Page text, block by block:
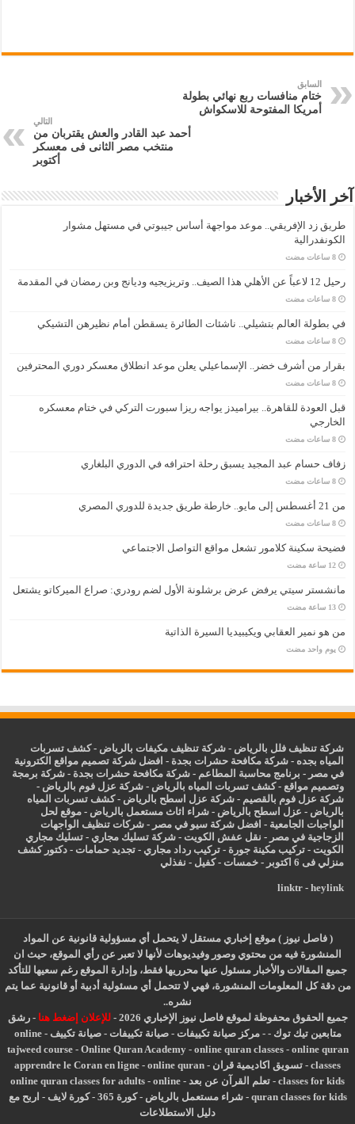
السابق
ختام منافسات ربع نهائي بطولة
أمريكا المفتوحة للاسكواش
التالي
أحمد عبد القادر والعش يقتربان من
منتخب مصر الثانى فى معسكر
أكتوبر
آخر الأخبار
طريق زد الإفريقي.. موعد مواجهة أساس جيبوتي في مستهل مشوار
الكونفدرالية
‏8 ساعات مضت
رحيل 12 لاعباً عن الأهلي هذا الصيف.. وتريزيجيه وديانج وبن رمضان في المقدمة
‏8 ساعات مضت
في بطولة العالم بتشيلي.. ناشئات الطائرة يسقطن أمام نظيرهن التشيكي
‏8 ساعات مضت
بقرار من أشرف خضر.. الإسماعيلي يعلن موعد انطلاق معسكر دوري المحترفين
‏8 ساعات مضت
قبل العودة للقاهرة.. بيراميدز يواجه ريزا سبورت التركي في ختام معسكره
الخارجي
‏8 ساعات مضت
زفاف حسام عبد المجيد يسبق رحلة احترافه في الدوري البلغاري
‏8 ساعات مضت
من 21 أغسطس إلى مايو.. خارطة طريق جديدة للدوري المصري
‏8 ساعات مضت
فضيحة سكينة كلامور تشعل مواقع التواصل الاجتماعي
‏12 ساعة مضت
مانشستر سيتي يرفض عرض برشلونة الأول لضم رودري: صراع الميركاتو يشتعل
‏13 ساعة مضت
من هو نمير العقابي ويكيبيديا السيرة الذاتية
‏يوم واحد مضت
شركة تنظيف فلل بالرياض -شركة تنظيف مكيفات بالرياض -كشف تسربات
المياه بجده -شركة مكافحة حشرات بجدة - افضل شركة تصميم مواقع الكترونية
في مصر - برنامج محاسبة المطاعم -شركة مكافحة حشرات بجدة -شركة برمجة
وتصميم مواقع -كشف تسربات المياه بالرياض -شركة عزل فوم بالرياض -
شركة عزل فوم بالقصيم -شركة عزل اسطح بالرياض -كشف تسربات المياه
بالرياض - عزل اسطح بالرياض -شراء اثاث مستعمل بالرياض - موقع لحل
الواجبات الجامعية - افضل شركة سيو في مصر -شركات تنظيف الواجهات
الزجاجية في مصر - نقل عفش الكويت -شركة تسليك مجاري -تسليك مجاري
الكويت -تركيب مكينة جورة -تركيب رداد مجاري -تجديد حمامات -دكتور كشف
منزلي فى 6 اكتوبر
-خمسات -كفيل - نفذلي
linktr- heylink
( فاصل نيوز ) موقع إخباري مستقل لا يتحمل أي مسؤولية قانونية عن المواد
المنشورة فيه من محتوي وصور وفيديوهات لأنها لا تعبر عن رأي الموقع، حيث ان
جميع المقالات والأخبار مسئول عنها محرريها فقط، وإدارة الموقع رغم سعيها للتأكد
من دقة كل المعلومات المنشورة، فهي لا تتحمل أي مسئولية أدبية أو قانونية عما يتم
نشره..
جميع الحقوق محفوظة لموقع فاصل نيوز الإخباري 2026 -
للإعلان إضغط هنا -رشق
متابعين تيك توك -
-مركز صيانة تكييفات -صيانة تكييفات -صيانة تكييف -
online
tajweed course- Online Quran Academy- online quran classes- online quran
classes
- تسويق اكاديمية قران -
apprendre le Coran en ligne - online quran
classes for kids
- تعلم القرآن عن بعد -
online quran classes for adults - online
quran classes for kids
-شراء مستعمل بالرياض -كورة 365 -كورة لايف - اربح مع
دليل الاستطلاعات